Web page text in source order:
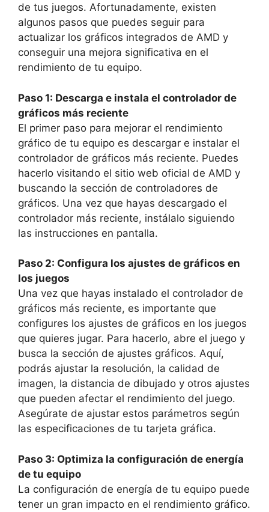
de tus juegos. Afortunadamente, existen
algunos pasos que puedes seguir para
actualizar los gráficos integrados de AMD y
conseguir una mejora significativa en el
rendimiento de tu equipo.
Paso 1: Descarga e instala el controlador de
gráficos más reciente
El primer paso para mejorar el rendimiento
gráfico de tu equipo es descargar e instalar el
controlador de gráficos más reciente. Puedes
hacerlo visitando el sitio web oficial de AMD y
buscando la sección de controladores de
gráficos. Una vez que hayas descargado el
controlador más reciente, instálalo siguiendo
las instrucciones en pantalla.
Paso 2: Configura los ajustes de gráficos en
los juegos
Una vez que hayas instalado el controlador de
gráficos más reciente, es importante que
configures los ajustes de gráficos en los juegos
que quieres jugar. Para hacerlo, abre el juego y
busca la sección de ajustes gráficos. Aquí,
podrás ajustar la resolución, la calidad de
imagen, la distancia de dibujado y otros ajustes
que pueden afectar el rendimiento del juego.
Asegúrate de ajustar estos parámetros según
las especificaciones de tu tarjeta gráfica.
Paso 3: Optimiza la configuración de energía
de tu equipo
La configuración de energía de tu equipo puede
tener un gran impacto en el rendimiento gráfico.